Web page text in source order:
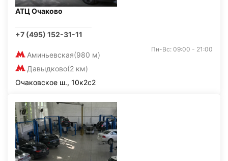
АТЦ Очаково
+7 (495) 152-31-11
Аминьевская(980 м)
Давыдково(2 км)
Пн-Вс: 09:00 - 21:00
Очаковское ш., 10к2с2